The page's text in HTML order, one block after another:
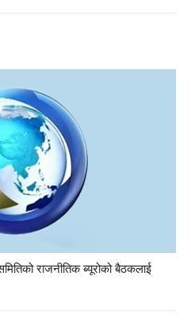
राजनीतिक ब्यूरोको बैठकलाई